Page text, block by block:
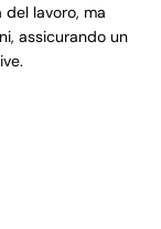
lavoro, ma
assicurando un